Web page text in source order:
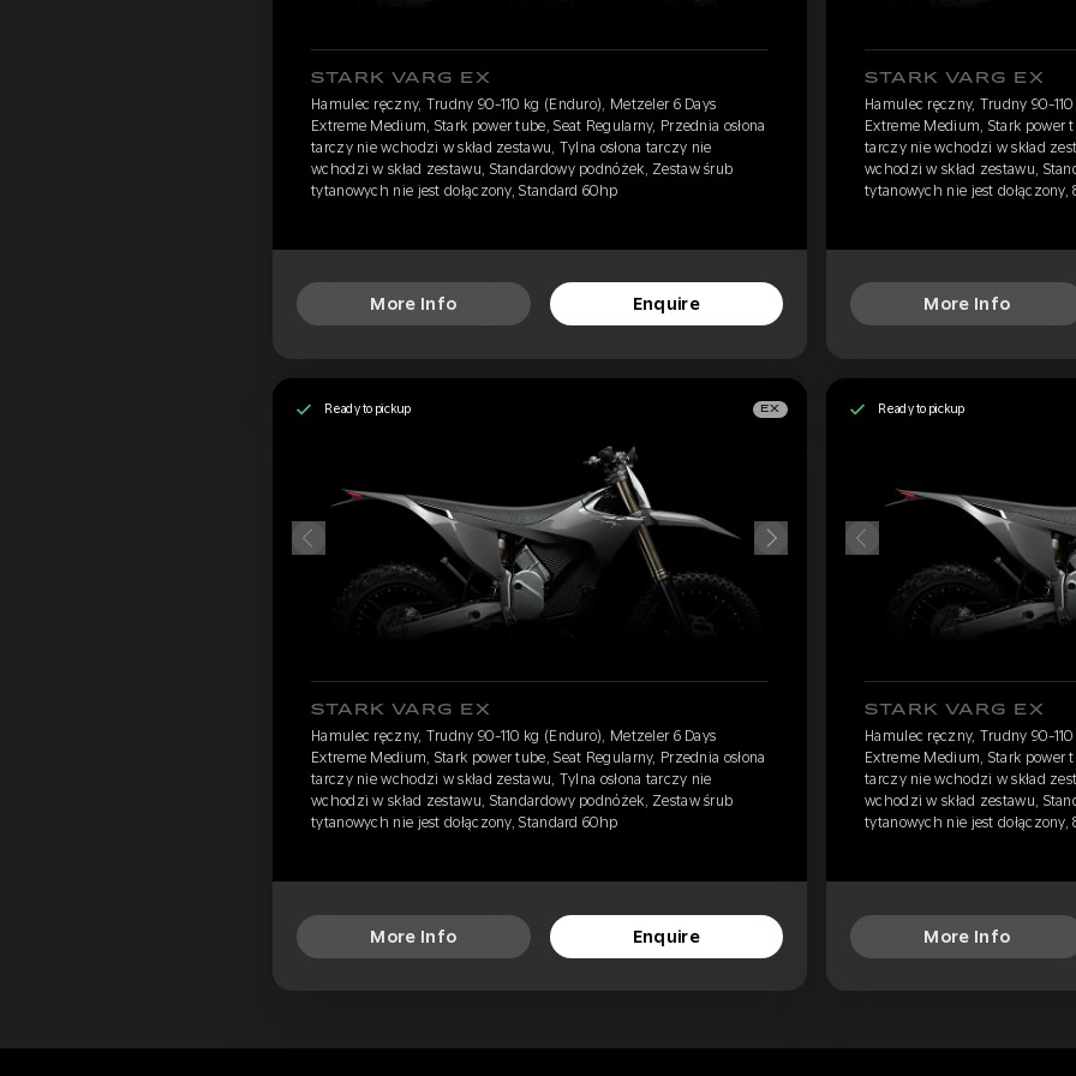
STARK VARG EX
Hamulec ręczny, Trudny 90-110 kg (Enduro), Metzeler 6 Days
Extreme Medium, Stark power tube, Seat Regularny, Przednia osłona
tarczy nie wchodzi w skład zestawu, Tylna osłona tarczy nie
wchodzi w skład zestawu, Standardowy podnóżek, Zestaw śrub
tytanowych nie jest dołączony, Standard 60hp
More Info Enquire
STARK VARG EX
Hamulec ręczny, Trudny 90-
Extreme Medium, Stark power
tarczy nie wchodzi w skład
wchodzi w skład zestawu,
tytanowych nie jest
More Info
Ready to pickup EX
STARK VARG EX
Hamulec ręczny, Trudny 90-110 kg (Enduro), Metzeler 6 Days
Extreme Medium, Stark power tube, Seat Regularny, Przednia osłona
tarczy nie wchodzi w skład zestawu, Tylna osłona tarczy nie
wchodzi w skład zestawu, Standardowy podnóżek, Zestaw śrub
tytanowych nie jest dołączony, Standard 60hp
More Info Enquire
Ready to pickup
STARK VARG EX
Hamulec ręczny, Trudny 90-
Extreme Medium, Stark power
tarczy nie wchodzi w skład
wchodzi w skład zestawu,
tytanowych nie jest
More Info